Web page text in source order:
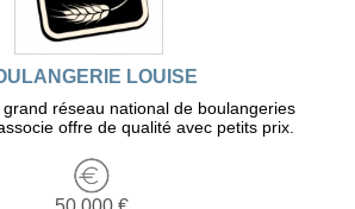
LOUISE
grand réseau national de boulangeries
offre de qualité avec petits prix.